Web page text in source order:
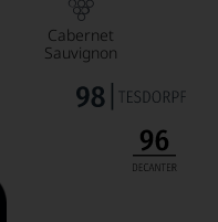
Cabernet
Sauvignon